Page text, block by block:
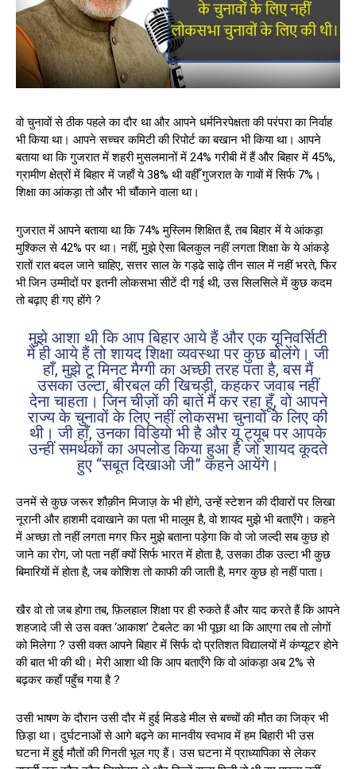
वो चुनावों से ठीक पहले का दौर था और आपने धर्मनिरपेक्षता की परंपरा का निर्वाह
भी किया था। आपने सच्चर कमिटी की रिपोर्ट का बखान भी किया था। आपने
बताया था कि गुजरात में शहरी मुसलमानों में 24% गरीबी में हैं और बिहार में 45%,
ग्रामीण क्षेत्रों में बिहार में जहाँ ये 38% थी वहीँ गुजरात के गावों में सिर्फ 7%।
शिक्षा का आंकड़ा तो और भी चौंकाने वाला था।
गुजरात में आपने बताया था कि 74% मुस्लिम शिक्षित हैं, तब बिहार में ये आंकड़ा
मुश्किल से 42% पर था। नहीं, मुझे ऐसा बिलकुल नहीं लगता शिक्षा के ये आंकड़े
रातों रात बदल जाने चाहिए, सत्तर साल के गड्ढे साढ़े तीन साल में नहीं भरते, फिर
भी जिन उम्मीदों पर इतनी लोकसभा सीटें दी गई थी, उस सिलसिले में कुछ कदम
तो बढ़ाए ही गए होंगे ?
मुझे आशा थी कि आप बिहार आये हैं और एक यूनिवर्सिटी
में ही आये हैं तो शायद शिक्षा व्यवस्था पर कुछ बोलेंगे। जी
हाँ, मुझे टू मिनट मैग्गी का अच्छी तरह पता है, बस मैं
उसका उल्टा, बीरबल की खिचड़ी, कहकर जवाब नहीं
देना चाहता। जिन चीज़ों की बातें मैं कर रहा हूँ, वो आपने
राज्य के चुनावों के लिए नहीं लोकसभा चुनावों के लिए की
थी। जी हाँ, उनका विडियो भी है और यू ट्यूब पर आपके
उन्हीं समर्थकों का अपलोड किया हुआ है जो शायद कूदते
हुए “सबूत दिखाओ जी” कहने आयेंगे।
उनमें से कुछ जरूर शौक़ीन मिजाज़ के भी होंगे, उन्हें स्टेशन की दीवारों पर लिखा
नूरानी और हाशमी दवाखाने का पता भी मालूम है, वो शायद मुझे भी बताएँगे। कहने
में अच्छा तो नहीं लगता मगर फिर मुझे बताना पड़ेगा कि वो जो जल्दी सब कुछ हो
जाने का रोग, जो पता नहीं क्यों सिर्फ भारत में होता है, उसका ठीक उल्टा भी कुछ
बिमारियों में होता है, जब कोशिश तो काफी की जाती है, मगर कुछ हो नहीं पाता।
खैर वो तो जब होगा तब, फ़िलहाल शिक्षा पर ही रुकते हैं और याद करते हैं कि आपने
शहजादे जी से उस वक्त ‘आकाश’ टेबलेट का भी पूछा था कि आएगा तब तो लोगों
को मिलेगा ? उसी वक्त आपने बिहार में सिर्फ दो प्रतिशत विद्यालयों में कंप्यूटर होने
की बात भी की थी। मेरी आशा थी कि आप बताएँगे कि वो आंकड़ा अब 2% से
बढ़कर कहाँ पहुँच गया है ?
उसी भाषण के दौरान उसी दौर में हुई मिडडे मील से बच्चों की मौत का जिक्र भी
छिड़ा था। दुर्घटनाओं से आगे बढ़ने का मानवीय स्वभाव में हम बिहारी भी उस
घटना में हुई मौतों की गिनती भूल गए हैं। उस घटना में प्राध्यापिका से लेकर